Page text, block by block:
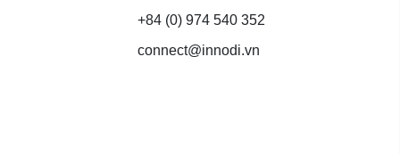
+84 (0) 974 540 352
connect@innodi.vn